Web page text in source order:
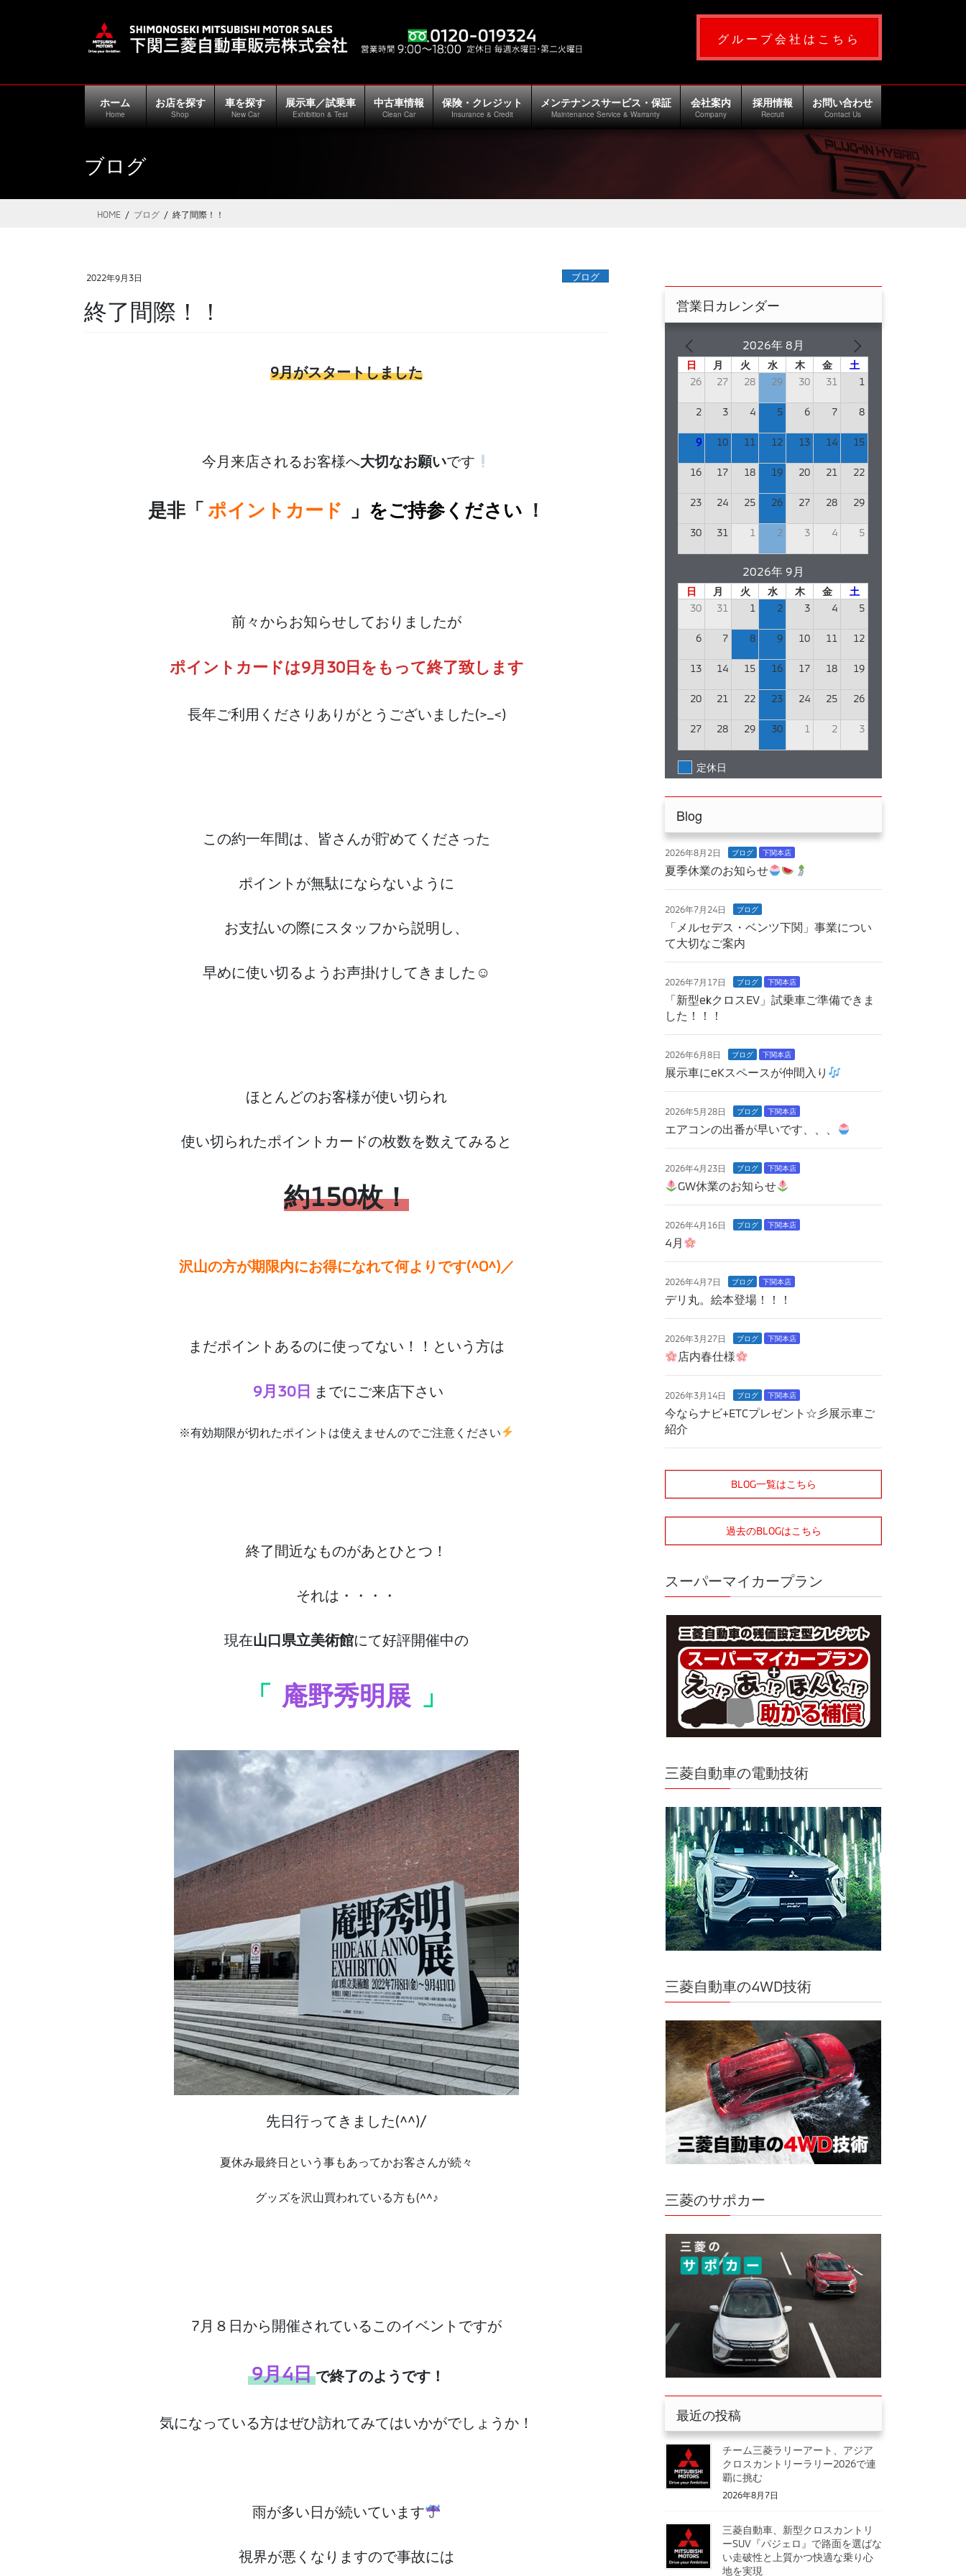
グループ会社はこちら
ホーム
Home
お店を探す
Shop
車を探す
New Car
展示車／試乗車
Exhibition & Test
中古車情報
Clean Car
保険・クレジット
Insurance & Credit
メンテナンスサービス・保証
Maintenance Service & Warranty
会社案内
Company
採用情報
Recruit
お問い合わせ
Contact Us
ブログ
HOME ブログ 終了間際！！
2022年9月3日 ブログ
終了間際！！
9月がスタートしました
今月来店されるお客様へ大切なお願いです
是非「 ポイントカード 」をご持参ください ！
前々からお知らせしておりましたが
ポイントカードは9月30日をもって終了致します
長年ご利用くださりありがとうございました(>_<)
この約一年間は、皆さんが貯めてくださった
ポイントが無駄にならないように
お支払いの際にスタッフから説明し、
早めに使い切るようお声掛けしてきました☺
ほとんどのお客様が使い切られ
使い切られたポイントカードの枚数を数えてみると
約150枚！
沢山の方が期限内にお得になれて何よりです(^O^)／
まだポイントあるのに使ってない！！という方は
9月30日 までにご来店下さい
※有効期限が切れたポイントは使えませんのでご注意ください
終了間近なものがあとひとつ！
それは・・・・
現在山口県立美術館にて好評開催中の
「 庵野秀明展 」
先日行ってきました(^^)/
夏休み最終日という事もあってかお客さんが続々
グッズを沢山買われている方も(^^♪
7月８日から開催されているこのイベントですが
9月4日 で終了のようです！
気になっている方はぜひ訪れてみてはいかがでしょうか！
雨が多い日が続いています
視界が悪くなりますので事故には
営業日カレンダー
2026年 8月
日 月 火 水 木 金
土
26
27 28 29 30 31 1
2 3 4 5 6 7 8
9 10 11 12 13 14 15
16 17 18 19 20 21 22
23 24 25 26 27 28 29
30 31 1 2 3 4 5
2026年 9月
日 月 火 水 木 金
土
30
31 1 2 3 4 5
6 7 8 9 10 11 12
13 14 15 16 17 18 19
20 21 22 23 24 25 26
27 28 29 30 1 2 3
定休日
Blog
2026年8月2日 ブログ 下関本店
夏季休業のお知らせ
2026年7月24日 ブログ
「メルセデス・ベンツ下関」事業につい
て大切なご案内
2026年7月17日 ブログ 下関本店
「新型ekクロスEV」試乗車ご準備できま
した！！！
2026年6月8日 ブログ 下関本店
展示車にeKスペースが仲間入り
2026年5月28日 ブログ 下関本店
エアコンの出番が早いです、、、
2026年4月23日 ブログ 下関本店
GW休業のお知らせ
2026年4月16日 ブログ 下関本店
4月
2026年4月7日 ブログ 下関本店
デリ丸。絵本登場！！！
2026年3月27日 ブログ 下関本店
店内春仕様
2026年3月14日 ブログ 下関本店
今ならナビ+ETCプレゼント☆彡展示車ご
紹介
BLOG一覧はこちら
過去のBLOGはこちら
スーパーマイカープラン
三菱自動車の電動技術
三菱自動車の4WD技術
三菱のサポカー
最近の投稿
チーム三菱ラリーアート、アジア
クロスカントリーラリー2026で連
覇に挑む
2026年8月7日
三菱自動車、新型クロスカントリ
ーSUV『パジェロ』で路面を選ばな
い走破性と上質かつ快適な乗り心
地を実現